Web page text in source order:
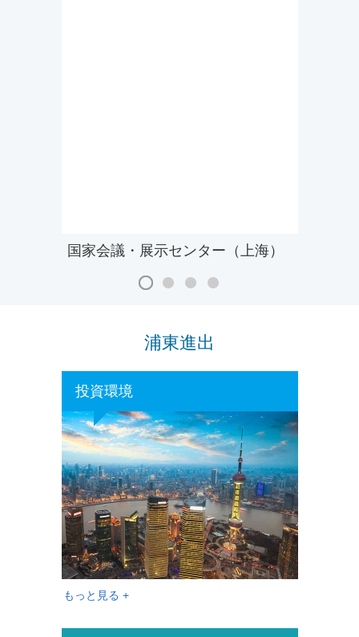
国家会議・展示センター（上海）
浦東進出
投資環境
もっと見る +